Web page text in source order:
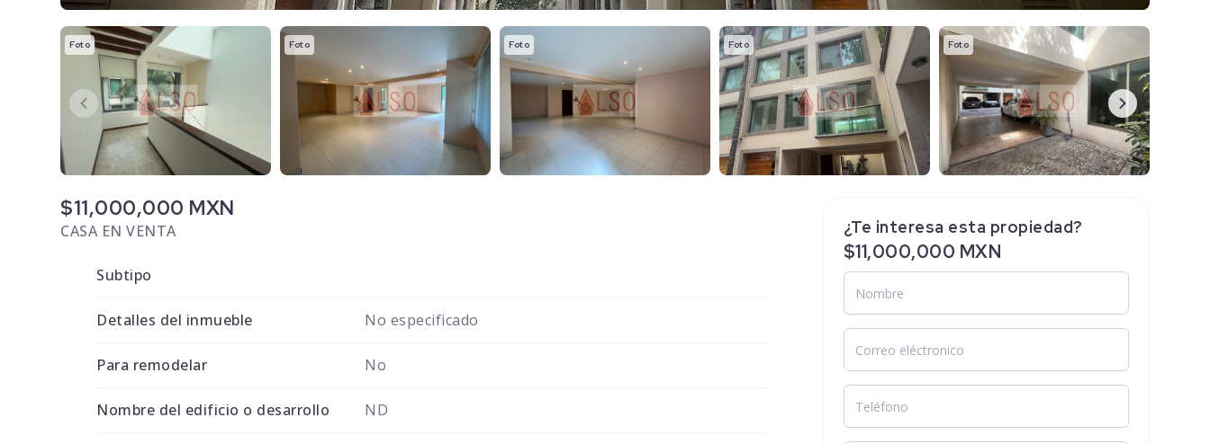
Foto Foto Foto Foto Foto
$11,000,000 MXN
CASA EN VENTA
Subtipo
Detalles del inmueble No especificado
Para remodelar No
Nombre del edificio o desarrollo ND
¿Te interesa esta propiedad?
$11,000,000 MXN